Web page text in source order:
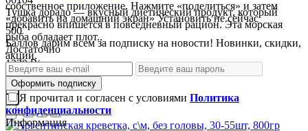
Тушка дорадо — вкусный диетический продукт, который
прекрасно впишется в повседневный рацион. Эта морская
рыба обладает плот..
Достаточно
1230 ₽/кг
кг
собственное приложение. Нажмите «поделиться» и затем
«добавить на домашний экран» Установить не сейчас
500
Баллов дарим всем за подписку на новости! Новинки, скидки,
акции.
Оформить подписку
Я прочитал и согласен с условиями Политика
конфиденциальности
Информация